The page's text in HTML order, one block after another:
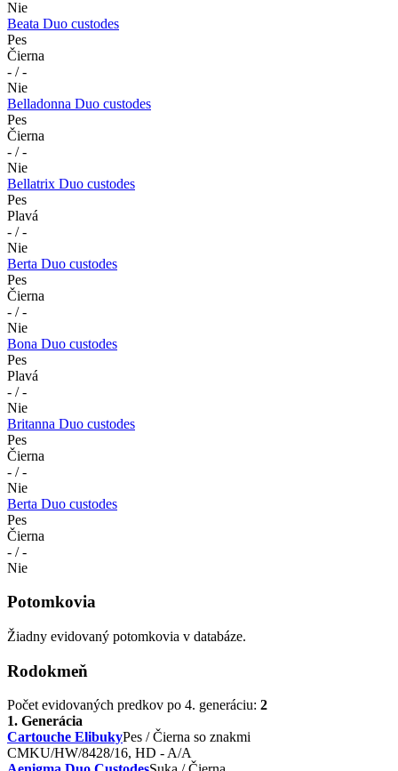
Nie
Beata Duo custodes
Pes
Čierna
- / -
Nie
Belladonna Duo custodes
Pes
Čierna
- / -
Nie
Bellatrix Duo custodes
Pes
Plavá
- / -
Nie
Berta Duo custodes
Pes
Čierna
- / -
Nie
Bona Duo custodes
Pes
Plavá
- / -
Nie
Britanna Duo custodes
Pes
Čierna
- / -
Nie
Berta Duo custodes
Pes
Čierna
- / -
Nie
Potomkovia
Žiadny evidovaný potomkovia v databáze.
Rodokmeň
Počet evidovaných predkov po 4. generáciu: 2
1. Generácia
Cartouche ElibukyPes / Čierna so znakmi
CMKU/HW/8428/16, HD - A/A